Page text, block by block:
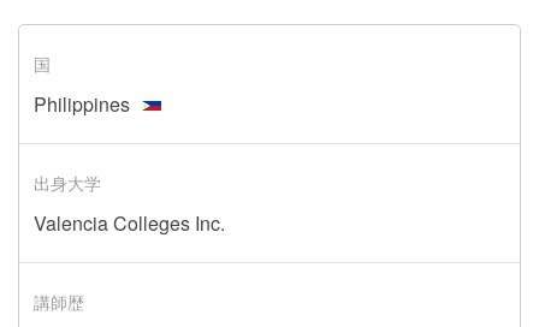
国
Philippines
出身大学
Valencia Colleges Inc.
講師歴